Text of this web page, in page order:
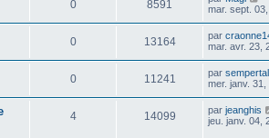
0 8591
mar. sept.
0 13164 par
mar. avr. 23,
0 11241 par
mer. janv.
4 14099 par jeanghis
jeu. janv. 04,